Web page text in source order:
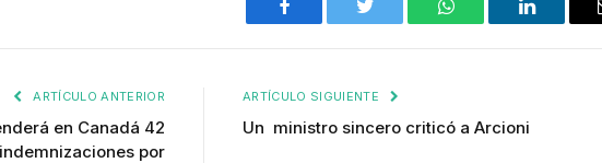
Facebook Twitter WhatsAppLinkedIn
ARTÍCULO ANTERIOR
en Canadá 42
por
ARTÍCULO SIGUIENTE
Un ministro sincero criticó a Arcioni